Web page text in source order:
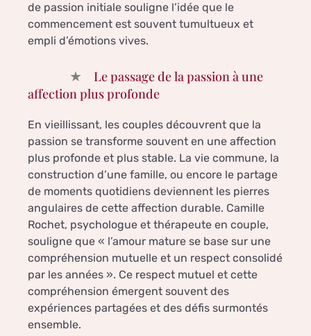
de passion initiale souligne l’idée que le
commencement est souvent tumultueux et
empli d’émotions vives.
Le passage de la passion à une
affection plus profonde
En vieillissant, les couples découvrent que la
passion se transforme souvent en une affection
plus profonde et plus stable. La vie commune, la
construction d’une famille, ou encore le partage
de moments quotidiens deviennent les pierres
angulaires de cette affection durable. Camille
Rochet, psychologue et thérapeute en couple,
souligne que « l’amour mature se base sur une
compréhension mutuelle et un respect consolidé
par les années ». Ce respect mutuel et cette
compréhension émergent souvent des
expériences partagées et des défis surmontés
ensemble.